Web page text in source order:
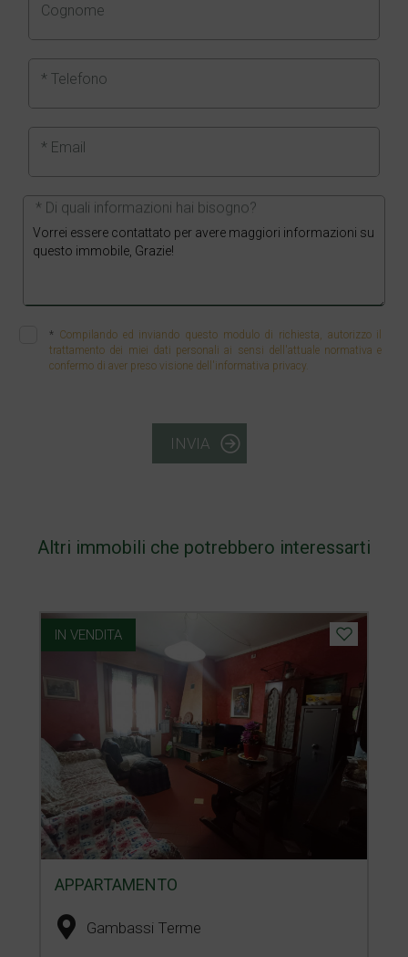
Cognome
* Telefono
* Email
* Di quali informazioni hai bisogno?
* Compilando ed inviando questo modulo di richiesta, autorizzo il
trattamento dei miei dati personali ai sensi dell'attuale normativa e
confermo di aver preso visione dell'informativa privacy.
INVIA
Altri immobili che potrebbero interessarti
IN VENDITA
APPARTAMENTO
Gambassi Terme